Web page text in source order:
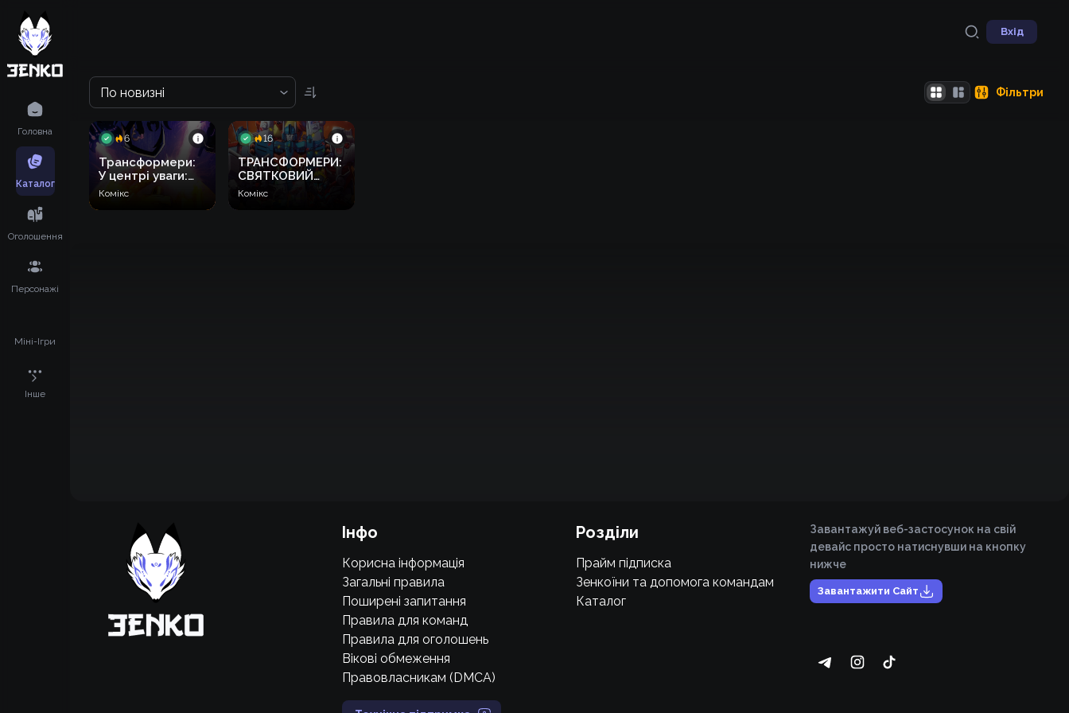
Вхід
Головна
Каталог
Оголошення
Персонажі
Міні-Ігри
Інше
По новизні Фільтри
6
Трансформери:
У центрі уваги:
Трейлкаттер
Комікс
16
ТРАНСФОРМЕРИ:
СВЯТКОВИЙ
ВИПУСК
Комікс
крутих нововведень
Підтримати проєкт
Інфо
Корисна інформація
Загальні правила
Поширені запитання
Правила для команд
Правила для оголошень
Вікові обмеження
Правовласникам (DMCA)
Розділи
Прайм підписка
Зенкоїни та допомога командам
Каталог
Завантажуй веб-застосунок на свій
девайс просто натиснувши на кнопку
нижче
Завантажити Сайт